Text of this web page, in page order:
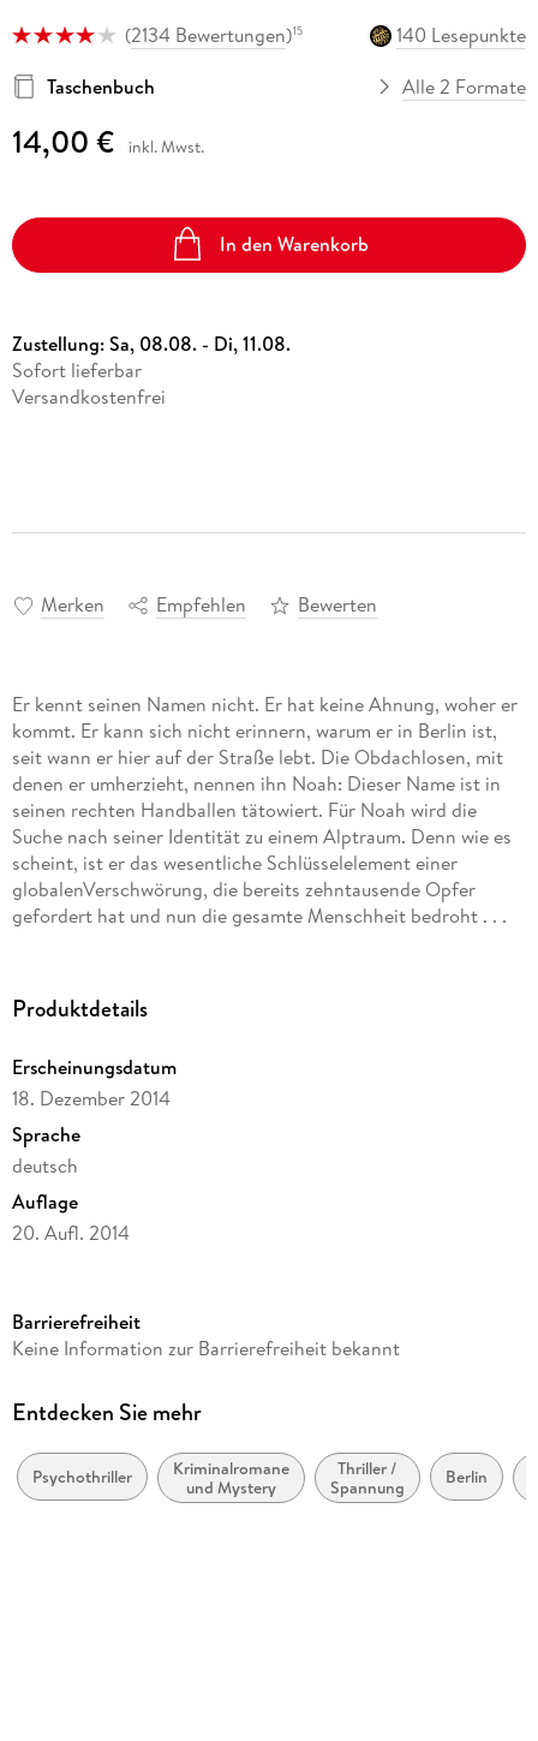
(2134 Bewertungen)15
140 Lesepunkte
Taschenbuch
Alle 2 Formate
14,00 € inkl. Mwst.
In den Warenkorb
Zustellung:Sa, 08.08. - Di, 11.08.
Sofort lieferbar
Versandkostenfrei
Merken Empfehlen Bewerten
Er kennt seinen Namen nicht. Er hat keine Ahnung, woher er
kommt. Er kann sich nicht erinnern, warum er in Berlin ist,
seit wann er hier auf der Straße lebt. Die Obdachlosen, mit
denen er umherzieht, nennen ihn Noah: Dieser Name ist in
seinen rechten Handballen tätowiert. Für Noah wird die
Suche nach seiner Identität zu einem Alptraum. Denn wie es
scheint, ist er das wesentliche Schlüsselelement einer
globalenVerschwörung, die bereits zehntausende Opfer
gefordert hat und nun die gesamte Menschheit bedroht . . .
Produktdetails
Erscheinungsdatum
18. Dezember 2014
Sprache
deutsch
Auflage
20. Aufl. 2014
Reihe
Autor/Autorin
Verlag/Hersteller
Lübbe
Barrierefreiheit
Keine Information zur Barrierefreiheit bekannt
Entdecken Sie mehr
Psychothriller
Kriminalromane
und Mystery
Thriller /
Spannung
Berlin